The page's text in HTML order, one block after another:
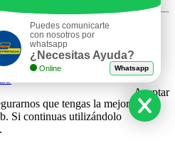
que tengas la mejor
Si continuas utilizándolo
Aceptar
Puedes comunicarte
con nosotros por
whatsapp
¿Necesitas Ayuda?
Online Whatsapp